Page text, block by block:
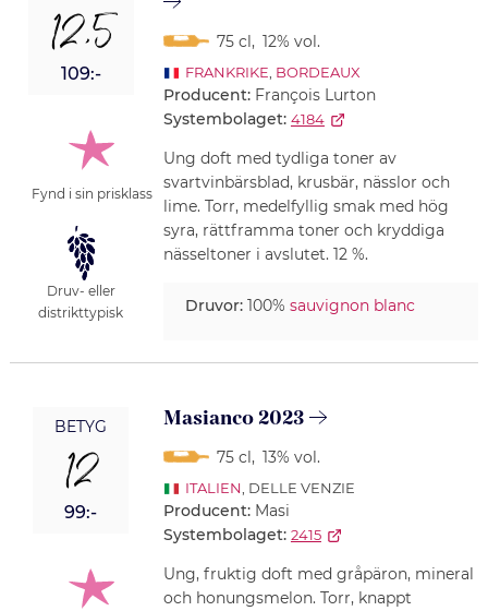
12,5
109:-
Fynd i sin prisklass
Druv- eller
distrikttypisk
75 cl , 12% vol.
FRANKRIKE, BORDEAUX
Producent: François Lurton
Systembolaget: 4184
Ung doft med tydliga toner av
svartvinbärsblad, krusbär, nässlor och
lime. Torr, medelfyllig smak med hög
syra, rättframma toner och kryddiga
nässeltoner i avslutet. 12 %.
Druvor:100% sauvignon blanc
BETYG
12
99:-
Masianco 2023
75 cl , 13% vol.
ITALIEN, DELLE VENZIE
Producent: Masi
Systembolaget: 2415
Ung, fruktig doft med gråpäron, mineral
och honungsmelon. Torr, knappt